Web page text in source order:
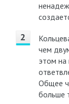
чем
этом на
Общее
больше